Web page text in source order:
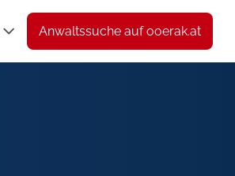
Anwaltssuche auf ooerak.at